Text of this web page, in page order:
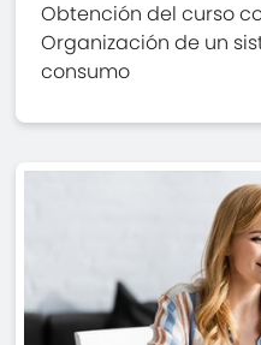
Obtención del curso
Organización de un
consumo